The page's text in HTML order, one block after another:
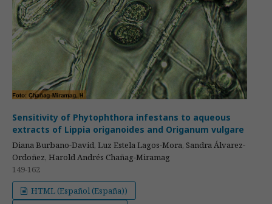
Sensitivity of Phytophthora infestans to aqueous
extracts of Lippia origanoides and Origanum vulgare
Diana Burbano-David, Luz Estela Lagos-Mora, Sandra Álvarez-
Ordoñez, Harold Andrés Chañag-Miramag
149-162
HTML (Español (España))